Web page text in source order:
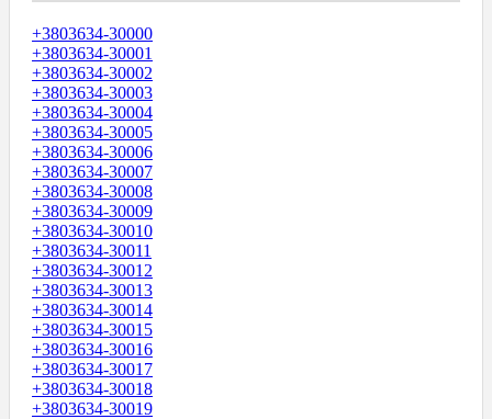
+3803634-30000
+3803634-30001
+3803634-30002
+3803634-30003
+3803634-30004
+3803634-30005
+3803634-30006
+3803634-30007
+3803634-30008
+3803634-30009
+3803634-30010
+3803634-30011
+3803634-30012
+3803634-30013
+3803634-30014
+3803634-30015
+3803634-30016
+3803634-30017
+3803634-30018
+3803634-30019